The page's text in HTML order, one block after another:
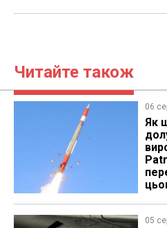
Читайте також
06
Як
05